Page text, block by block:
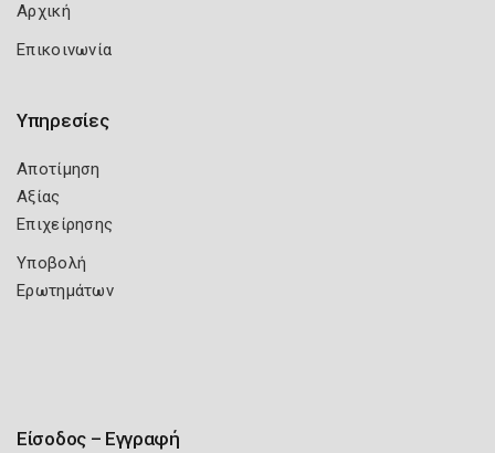
Αρχική
Επικοινωνία
Υπηρεσίες
Αποτίμηση
Αξίας
Επιχείρησης
Υποβολή
Ερωτημάτων
Είσοδος – Εγγραφή